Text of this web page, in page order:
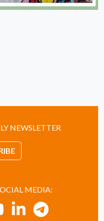
NEWSLETTER
MEDIA: